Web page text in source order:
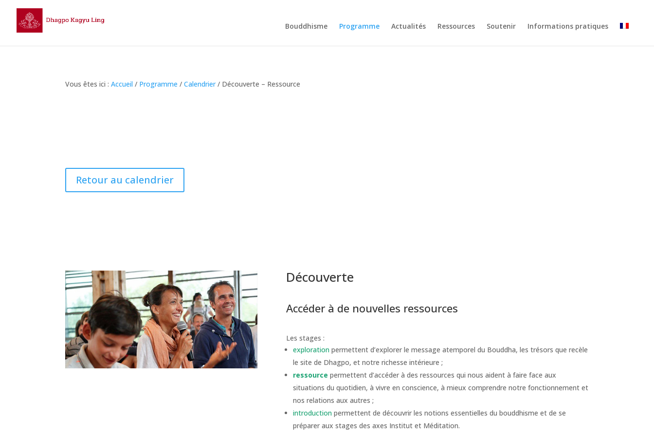
Bouddhisme Programme Actualités Ressources Soutenir Informations pratiques
Vous êtes ici :Accueil / Programme /Calendrier/ Découverte – Ressource
Retour au calendrier
Découverte
Accéder à de nouvelles ressources
Les stages :
explorationpermettent d’explorer le message atemporel du Bouddha, les trésors que recèle
le site de Dhagpo, et notre richesse intérieure ;
ressource permettent d’accéder à des ressources qui nous aident à faire face aux
situations du quotidien, à vivre en conscience, à mieux comprendre notre fonctionnement et
nos relations aux autres ;
introductionpermettent de découvrir les notions essentielles du bouddhisme et de se
préparer aux stages des axes Institut et Méditation.